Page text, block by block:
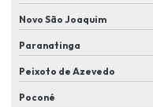
Instalação de sistema de
Instalação de sistema de
Novo São Joaquim
Paranatinga
Peixoto de Azevedo
Poconé